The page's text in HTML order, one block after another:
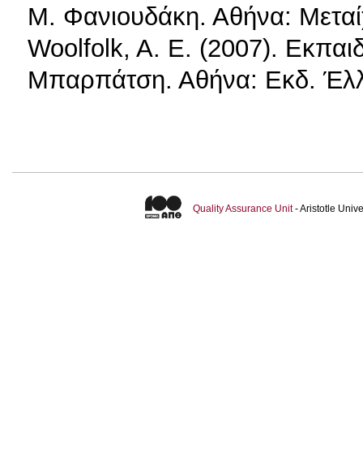
M. Φανιουδάκη. Αθήνα:
Woolfolk, A. E. (2007).
Μπαρπάτση. Αθήνα: Εκδ.
Quality Assurance Unit- Aristotle